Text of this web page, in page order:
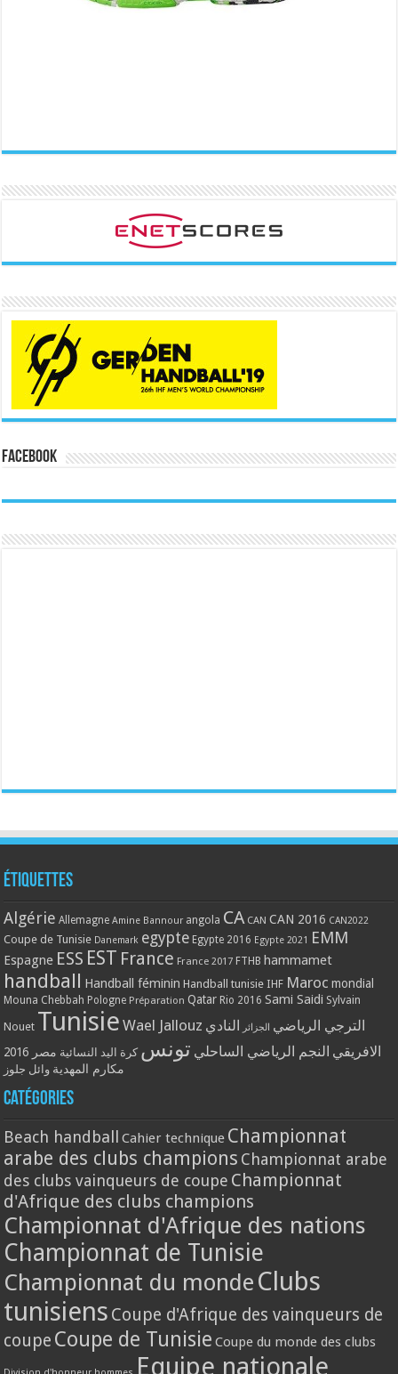
Facebook
Étiquettes
Algérie Allemagne Amine Bannour angola CA CAN CAN 2016 CAN2022
Coupe de Tunisie Danemark egypte Egypte 2016 Egypte 2021 EMM
Espagne ESS EST France France 2017 FTHB hammamet
handball Handball féminin Handball tunisie IHF Maroc mondial
Mouna Chebbah Pologne Préparation Qatar Rio 2016 Sami Saidi Sylvain
Nouet Tunisie Wael Jallouz الترجي الرياضي الجزائر النادي
الافريقي النجم الرياضي الساحلي تونس كرة اليد النسائية مصر 2016
مكارم المهدية وائل جلوز
Catégories
Beach handball Cahier technique Championnat
arabe des clubs champions Championnat arabe
des clubs vainqueurs de coupe Championnat
d'Afrique des clubs champions
Championnat d'Afrique des nations
Championnat de Tunisie
Championnat du monde Clubs
tunisiens Coupe d'Afrique des vainqueurs de
coupe Coupe de Tunisie Coupe du monde des clubs
Equipe nationale